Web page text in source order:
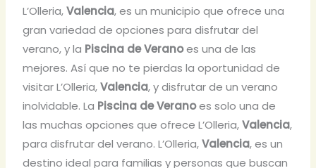
L’Olleria,Valencia, es un municipio que ofrece una
gran variedad de opciones para disfrutar del
verano, y la Piscina de Veranoes una de las
mejores. Así que no te pierdas la oportunidad de
visitar L’Olleria,Valencia, y disfrutar de un verano
inolvidable. La Piscina de Veranoes solo una de
las muchas opciones que ofrece L’Olleria,Valencia,
para disfrutar del verano. L’Olleria,Valencia, es un
destino ideal para familias y personas que buscan